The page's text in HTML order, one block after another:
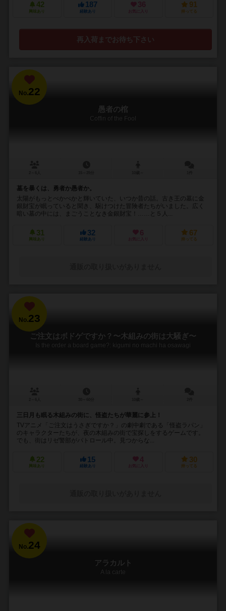
42
興味あり
187
経験あり
36
お気に入り
91
持ってる
再入荷までお待ち下さい
No.22
愚者の棺
Coffin of the Fool
墓を暴くは、勇者か愚者か。
太陽がもっとぺかぺかと輝いていた、いつか昔の話。古き王の墓に金
銀財宝が眠っていると聞き、駆けつけた冒険者たちがいました。広く
暗い墓の中には、まごうことなき金銀財宝！……と５人...
31
興味あり
32
経験あり
6
お気に入り
67
持ってる
No.23
ご注文はボドゲですか？〜木組みの街は大騒ぎ〜
Is the order a board game?: kigumi no machi ha osawagi
三日月も眠る木組みの街に、怪盗たちが華麗に参上！
TVアニメ「ご注文はうさぎですか？」の劇中劇である「怪盗ラパン」
のキャラクターたちが、夜の木組みの街で宝探しをするゲームです。
でも、街はリゼ警部がパトロール中。見つからな...
22
興味あり
15
経験あり
4
お気に入り
30
持ってる
No.24
アラカルト
A la carte